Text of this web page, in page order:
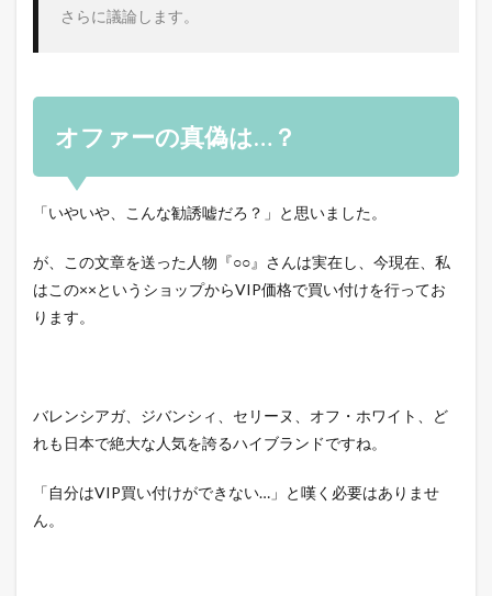
さらに議論します。
オファーの真偽は…？
「いやいや、こんな勧誘嘘だろ？」と思いました。
が、この文章を送った人物『○○』さんは実在し、今現在、私
はこの××というショップからVIP価格で買い付けを行ってお
ります。
バレンシアガ、ジバンシィ、セリーヌ、オフ・ホワイト、ど
れも日本で絶大な人気を誇るハイブランドですね。
「自分はVIP買い付けができない…」と嘆く必要はありませ
ん。